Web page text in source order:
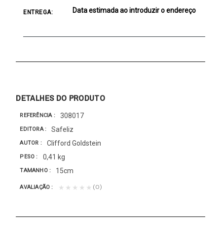
ENTREGA: Data estimada ao introduzir o endereço
DETALHES DO PRODUTO
REFERÊNCIA 308017
EDITORA Safeliz
AUTOR Clifford Goldstein
PESO 0,41 kg
TAMANHO 15cm
AVALIAÇÃO ★★★★★ (0)